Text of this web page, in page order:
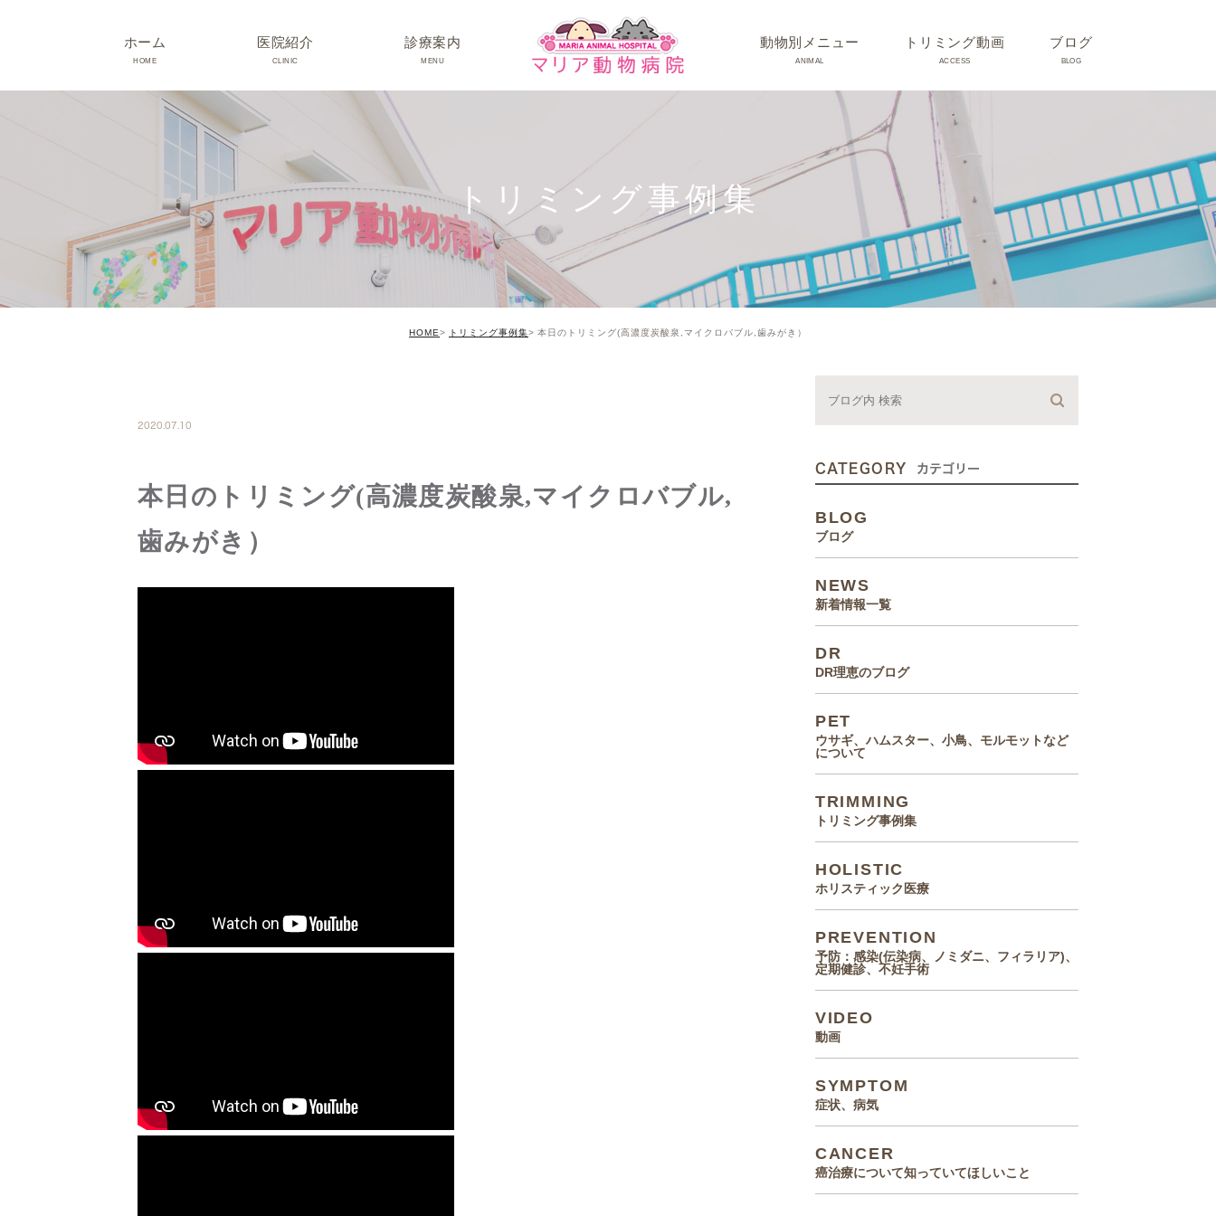
ホーム
HOME
医院紹介
CLINIC
院長･スタッフ紹介
診療時間･アクセス
院内紹介･初診の方へ
医院設備
診療案内
MENU
動物別メニュー
ANIMAL
ネコちゃんの病気
うさぎちゃん･その他動物の病気
トリミング動画
ACCESS
ブログ
BLOG
うさぎ、ハムスター、小鳥、
モルモットなどについて
トリミング事例集
ホリスティック医療
トリミング事例集
HOME トリミング事例集 本日のトリミング(高濃度炭酸泉,マイクロバブル,歯みがき）
2020.07.10
本日のトリミング(高濃度炭酸泉,マイクロバブル,
歯みがき）
CATEGORY カテゴリー
BLOG
ブログ
NEWS
新着情報一覧
DR
DR理恵のブログ
PET
ウサギ、ハムスター、小鳥、モルモットなど
について
TRIMMING
トリミング事例集
HOLISTIC
ホリスティック医療
PREVENTION
予防：感染(伝染病、ノミダニ、フィラリア)、
定期健診、不妊手術
VIDEO
動画
SYMPTOM
症状、病気
CANCER
癌治療について知っていてほしいこと